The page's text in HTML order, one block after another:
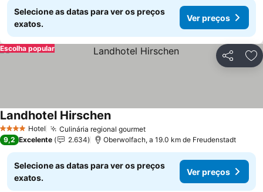
Selecione as datas para ver os preços
exatos.
Ver preços
Partilhar
Escolha popular
4 EstrelasHotel Culinária regional gourmet
Landhotel Hirschen
9,2 Excelente 2.634 Oberwolfach, a 19.0 km de Freudenstadt
Selecione as datas para ver os preços
exatos.
Ver preços